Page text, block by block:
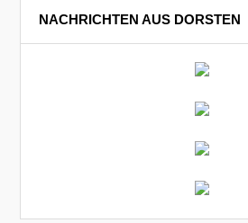
NACHRICHTEN AUS DORSTEN